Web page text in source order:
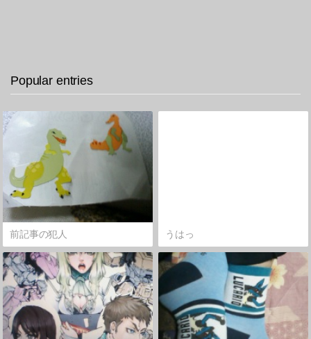
Popular entries
前記事の犯人 うはっ